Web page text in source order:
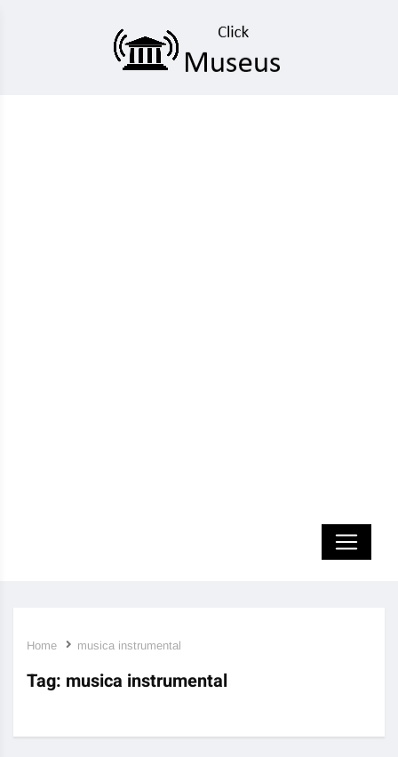
Home musica instrumental
Tag: musica instrumental